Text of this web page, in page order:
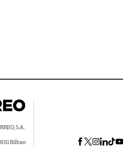
S.A.
Bilbao